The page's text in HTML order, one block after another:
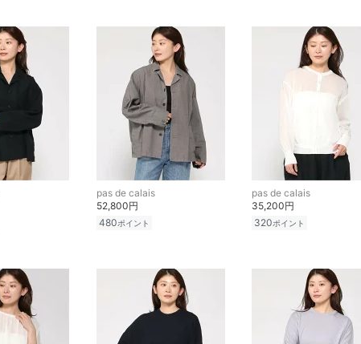
pas de calais
52,800円
480ポイント
pas de calais
35,200円
320ポイント